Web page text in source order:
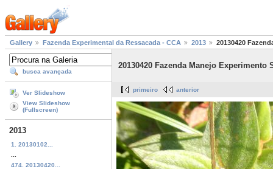
Gallery Fazenda Experimental da Ressacada - CCA 2013 20130420
busca avançada
Ver Slideshow
View Slideshow
(Fullscreen)
2013
1. 20130102...
474. 20130420...
20130420 Fazenda Manejo Experimento
primeiro anterior